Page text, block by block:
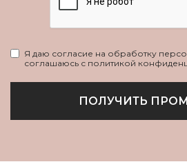
Я даю согласие на обработку
соглашаюсь с политикой